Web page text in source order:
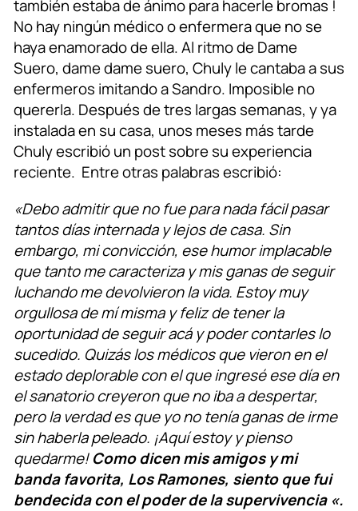
también estaba de ánimo para hacerle bromas !
No hay ningún médico o enfermera que no se
haya enamorado de ella. Al ritmo de Dame
Suero, dame dame suero, Chuly le cantaba a sus
enfermeros imitando a Sandro. Imposible no
quererla. Después de tres largas semanas, y ya
instalada en su casa, unos meses más tarde
Chuly escribió un post sobre su experiencia
reciente. Entre otras palabras escribió:
«Debo admitir que no fue para nada fácil pasar
tantos días internada y lejos de casa. Sin
embargo, mi convicción, ese humor implacable
que tanto me caracteriza y mis ganas de seguir
luchando me devolvieron la vida. Estoy muy
orgullosa de mí misma y feliz de tener la
oportunidad de seguir acá y poder contarles lo
sucedido. Quizás los médicos que vieron en el
estado deplorable con el que ingresé ese día en
el sanatorio creyeron que no iba a despertar,
pero la verdad es que yo no tenía ganas de irme
sin haberla peleado. ¡Aquí estoy y pienso
quedarme!Como dicen mis amigos y mi
banda favorita, Los Ramones, siento que fui
bendecida con el poder de la supervivencia «.